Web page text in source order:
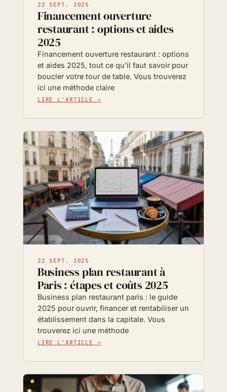
22 SEPT. 2025
Financement ouverture
restaurant : options et aides
2025
Financement ouverture restaurant : options
et aides 2025, tout ce qu’il faut savoir pour
boucler votre tour de table. Vous trouverez
ici une méthode claire
LIRE L'ARTICLE →
22 SEPT. 2025
Business plan restaurant à
Paris : étapes et coûts 2025
Business plan restaurant paris : le guide
2025 pour ouvrir, financer et rentabiliser un
établissement dans la capitale. Vous
trouverez ici une méthode
LIRE L'ARTICLE →